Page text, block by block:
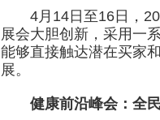
4月14日至16日，
展会大胆创新，采用一
能够直接触达潜在买家
展。
健康前沿峰会：全